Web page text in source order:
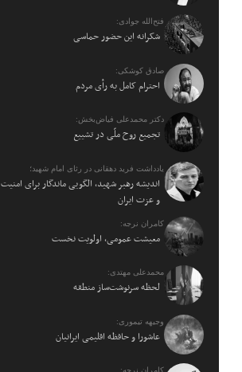
فتح‌الله جوادی:
شکرانه این حضور حماسی
صادق کوشکی:
احترام کامل به رأی مردم
دکتر محمدعلی فیاض‌بخش:
تجمیع روح ملّی در تشییع
یادداشت فرید دهقانی در رثای امام شهید؛
اندیشه رهبر شهید، الگویی ماندگار برای امنیت
و عزت ایران
کامران نرجه:
معیشت عمومی، اولویت نخست
محمدعلی مهتدی:
لحظه سرنوشت‌ساز منطقه
وجیهه تیموری:
عاشورا و حافظه اقلیمی ایرانیان
کامران نرجه: